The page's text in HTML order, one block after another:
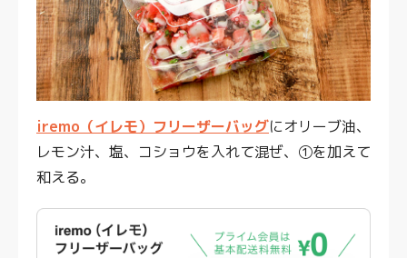
iremo（イレモ）フリーザーバッグにオリーブ油、
レモン汁、塩、コショウを入れて混ぜ、①を加えて
和える。